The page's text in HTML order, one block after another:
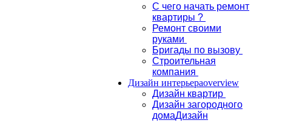
С чего начать ремонт
квартиры ?
Ремонт своими
руками
Бригады по вызову
Строительная
компания
Дизайн интерьераoverview
Дизайн квартир
Дизайн загородного
домаДизайн